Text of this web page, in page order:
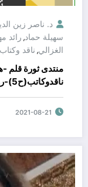
د. ناصر زين
سهيلة حماد, رائد
الغزالي, ناقد وكتاب
منتدى ثورة قلم -
محمد اقبال حرب.
2021-08-21